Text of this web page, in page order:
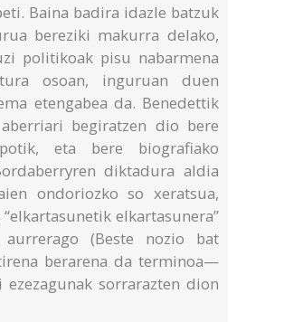
Baina badira idazle batzuk
bereziki makurra delako,
politikoak pisu nabarmena
osoan, inguruan duen
etengabea da. Benedettik
begiratzen dio bere
eta bere biografiako
diktadura aldia
ondoriozko so xeratsua,
elkartasunera”
aurrerago (Beste nozio bat
berarena da terminoa—
sorrarazten dion